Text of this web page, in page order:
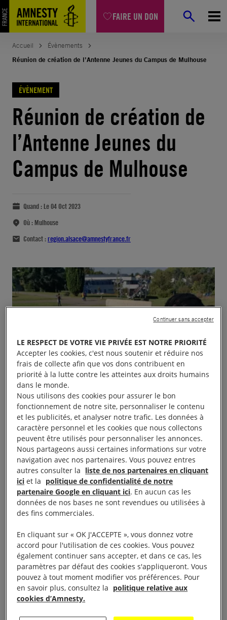
FAIRE UN DON
Accueil
Évènements
Réunion de création de l’Antenne Jeunes du Campus de Mulhouse
ÉVÈNEMENT
Réunion de création de
l’Antenne Jeunes du
Campus de Mulhouse
Quand : Le 04 Oct 2023
Où : Mulhouse
Contact :region.alsace@amnestyfrance.fr
Tu es étudiant.e sur l’un des campus de Mulhouse ?
Amnesty International cherche des militant.e.s pour
monter une Antenne Jeunes (AJ) sur le campus.
Les Antennes jeunes ou « AJ » pour les intimes sont
des groupes de jeunes comme toi, qui ont entre 16
et 25 ans et un objectif commun : se battre
LE RESPECT DE VOTRE VIE PRIVÉE EST NOTRE PRIORITÉ
Accepter les cookies, c'est nous soutenir et réduire nos
frais de collecte afin que vos dons contribuent en
priorité à la lutte contre les atteintes aux droits humains
dans le monde.
Nous utilisons des cookies pour assurer le bon
fonctionnement de notre site, personnaliser le contenu
et les publicités, et analyser notre trafic. Les données à
caractère personnel et les cookies que nous collectons
peuvent être utilisés pour personnaliser les annonces.
Nous partageons aussi certaines informations sur votre
navigation avec nos partenaires. Vous pouvez entres
autres consulter la liste de nos partenaires en cliquant
ici et la politique de confidentialité de notre
partenaire Google en cliquant ici. En aucun cas les
données de nos bases ne sont revendues ou utilisées à
des fins commerciales.
En cliquant sur « OK J'ACCEPTE », vous donnez votre
accord pour l'utilisation de ces cookies. Vous pouvez
également continuer sans accepter, et dans ce cas, les
paramètres par défaut des cookies s'appliqueront. Vous
pouvez à tout moment modifier vos préférences. Pour
en savoir plus, consultez la politique relative aux
cookies d’Amnesty.
Continuer sans accepter